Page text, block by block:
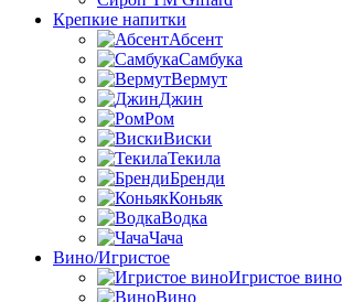
Крепкие напитки
Абсент
Самбука
Вермут
Джин
Ром
Виски
Текила
Бренди
Коньяк
Водка
Чача
Вино/Игристое
Игристое вино
Вино